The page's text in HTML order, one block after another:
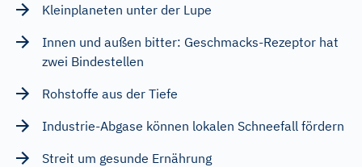
Kleinplaneten unter der Lupe
Innen und außen bitter: Geschmacks-Rezeptor hat
zwei Bindestellen
Rohstoffe aus der Tiefe
Industrie-Abgase können lokalen Schneefall fördern
Streit um gesunde Ernährung